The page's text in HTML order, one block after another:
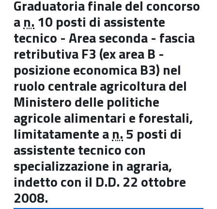
Graduatoria finale del concorso
an. 10 posti di assistente
tecnico - Area seconda - fascia
retributiva F3 (ex area B -
posizione economica B3) nel
ruolo centrale agricoltura del
Ministero delle politiche
agricole alimentari e forestali,
limitatamente an.5 posti di
assistente tecnico con
specializzazione in agraria,
indetto con il D.D. 22 ottobre
2008.